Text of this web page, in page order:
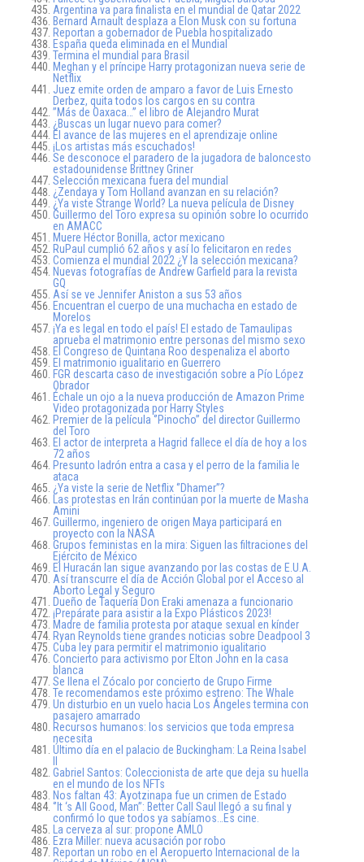
Argentina va para finalista en el mundial de Qatar 2022
Bernard Arnault desplaza a Elon Musk con su fortuna
Reportan a gobernador de Puebla hospitalizado
España queda eliminada en el Mundial
Termina el mundial para Brasil
Meghan y el príncipe Harry protagonizan nueva serie de
Netflix
Juez emite orden de amparo a favor de Luis Ernesto
Derbez, quita todos los cargos en su contra
”Más de Oaxaca…” el libro de Alejandro Murat
¿Buscas un lugar nuevo para comer?
El avance de las mujeres en el aprendizaje online
¡Los artistas más escuchados!
Se desconoce el paradero de la jugadora de baloncesto
estadounidense Brittney Griner
Selección mexicana fuera del mundial
¿Zendaya y Tom Holland avanzan en su relación?
¿Ya viste Strange World? La nueva película de Disney
Guillermo del Toro expresa su opinión sobre lo ocurrido
en AMACC
Muere Héctor Bonilla, actor mexicano
RuPaul cumplió 62 años y así lo felicitaron en redes
Comienza el mundial 2022 ¿Y la selección mexicana?
Nuevas fotografías de Andrew Garfield para la revista
GQ
Así se ve Jennifer Aniston a sus 53 años
Encuentran el cuerpo de una muchacha en estado de
Morelos
¡Ya es legal en todo el país! El estado de Tamaulipas
aprueba el matrimonio entre personas del mismo sexo
El Congreso de Quintana Roo despenaliza el aborto
El matrimonio igualitario en Guerrero
FGR descarta caso de investigación sobre a Pío López
Obrador
Échale un ojo a la nueva producción de Amazon Prime
Video protagonizada por Harry Styles
Premier de la película ‘’Pinocho’’ del director Guillermo
del Toro
El actor de interpreta a Hagrid fallece el día de hoy a los
72 años
Presunto ladrón entra a casa y el perro de la familia le
ataca
¿Ya viste la serie de Netflix ‘’Dhamer’’?
Las protestas en Irán continúan por la muerte de Masha
Amini
Guillermo, ingeniero de origen Maya participará en
proyecto con la NASA
Grupos feministas en la mira: Siguen las filtraciones del
Ejército de México
El Huracán Ian sigue avanzando por las costas de E.U.A.
Así transcurre el día de Acción Global por el Acceso al
Aborto Legal y Seguro
Dueño de Taquería Don Eraki amenaza a funcionario
¡Prepárate para asistir a la Expo Plásticos 2023!
Madre de familia protesta por ataque sexual en kínder
Ryan Reynolds tiene grandes noticias sobre Deadpool 3
Cuba ley para permitir el matrimonio igualitario
Concierto para activismo por Elton John en la casa
blanca
Se llena el Zócalo por concierto de Grupo Firme
Te recomendamos este próximo estreno: The Whale
Un disturbio en un vuelo hacia Los Ángeles termina con
pasajero amarrado
Recursos humanos: los servicios que toda empresa
necesita
Último día en el palacio de Buckingham: La Reina Isabel
Gabriel Santos: Coleccionista de arte que deja su huella
en el mundo de los NFTs
Nos faltan 43: Ayotzinapa fue un crimen de Estado
‘’It ‘s All Good, Man’’: Better Call Saul llegó a su final y
confirmó lo que todos ya sabíamos…Es cine.
La cerveza al sur: propone AMLO
Ezra Miller: nueva acusación por robo
Reportan un robo en el Aeropuerto Internacional de la